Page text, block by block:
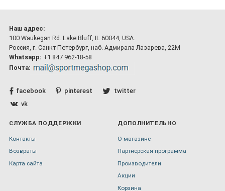
Наш адрес:
100 Waukegan Rd. Lake Bluff, IL 60044, USA.
Россия, г. Санкт-Петербург, наб. Адмирала Лазарева, 22М
Whatsapp: +1 847 962-18-58
Почта:
facebook pinterest
twitter
vk
СЛУЖБА ПОДДЕРЖКИ
Контакты
Возвраты
Карта сайта
ДОПОЛНИТЕЛЬНО
О магазине
Партнерская программа
Производители
Акции
Корзина